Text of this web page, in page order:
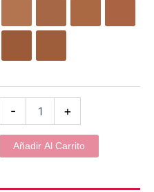
-
Creations
+
Añadir Al Carrito